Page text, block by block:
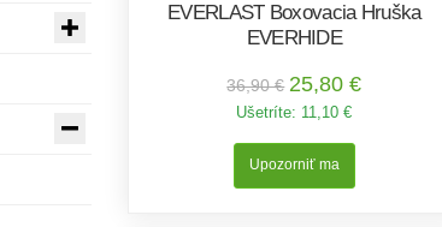
EVERLAST Boxovacia Hruška
EVERHIDE
36,90 € 25,80 €
Ušetríte: 11,10 €
Upozorniť ma